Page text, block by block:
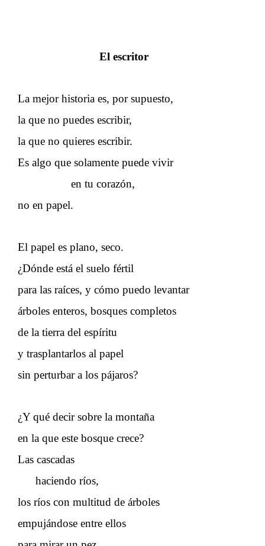
El escritor
La mejor historia es, por supuesto,
la que no puedes escribir,
la que no quieres escribir.
Es algo que solamente puede vivir
en tu corazón,
no en papel.
El papel es plano, seco.
¿Dónde está el suelo fértil
para las raíces, y cómo puedo levantar
árboles enteros, bosques completos
de la tierra del espíritu
y trasplantarlos al papel
sin perturbar a los pájaros?
¿Y qué decir sobre la montaña
en la que este bosque crece?
Las cascadas
haciendo ríos,
los ríos con multitud de árboles
empujándose entre ellos